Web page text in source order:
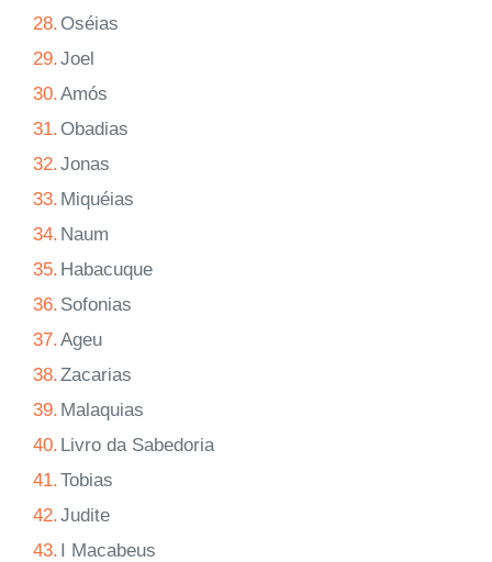
28. Oséias
29.Joel
30.Amós
31. Obadias
32.Jonas
33. Miquéias
34. Naum
35. Habacuque
36. Sofonias
37.Ageu
38.Zacarias
39. Malaquias
40. Livro da Sabedoria
41.Tobias
42.Judite
43. I Macabeus